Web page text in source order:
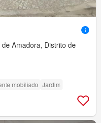
Amadora, Distrito de
mobiliado Jardim